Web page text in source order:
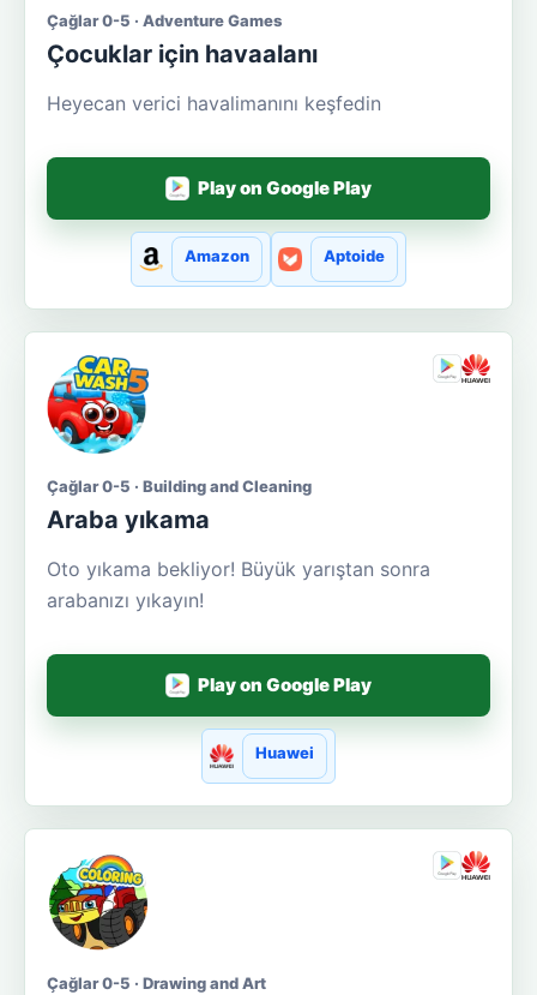
Çağlar 0-5 · Adventure Games
Çocuklar için havaalanı
Heyecan verici havalimanını keşfedin
Play on Google Play
Amazon Aptoide
Çağlar 0-5 · Building and Cleaning
Araba yıkama
Oto yıkama bekliyor! Büyük yarıştan sonra
arabanızı yıkayın!
Play on Google Play
Huawei
Çağlar 0-5 · Drawing and Art